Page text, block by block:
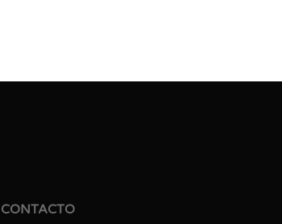
CONTACTO